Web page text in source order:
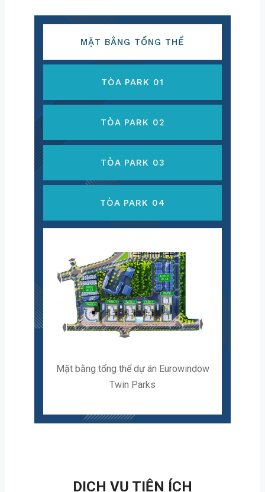
MẶT BẰNG TỔNG THỂ
TÒA PARK 01
TÒA PARK 02
TÒA PARK 03
TÒA PARK 04
Mặt bằng tổng thể dự án Eurowindow
Twin Parks
DỊCH VỤ TIỆN ÍCH